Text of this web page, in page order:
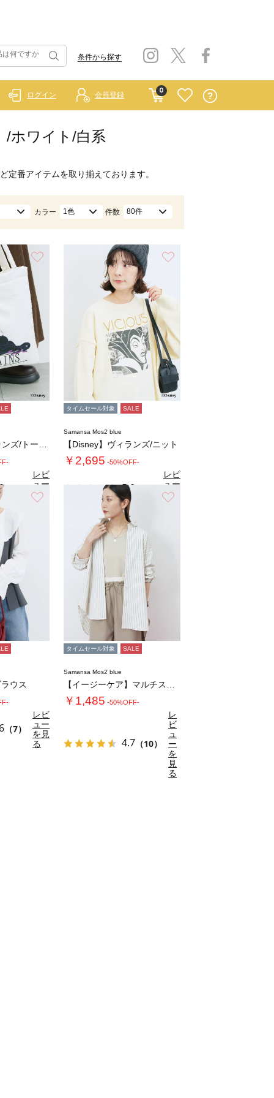
条件から探す
0
ログイン 会員登録
/ホワイト/白系
定番アイテムを取り揃えております。
カラー 1色 件数 80件
（1）
レビ
ュー
を見
る
タイムセール対象 SALE
Samansa Mos2 blue
【Disney】ヴィランズ/ニット
￥2,695 -50%OFF-
5.0（2）
レビ
ュー
を見
る
ウス
（7）
レビ
ュー
を見
る
タイムセール対象 SALE
Samansa Mos2 blue
￥1,485 -50%OFF-
4.7 （10）
レ
ビ
ュ
ー
を
見
る